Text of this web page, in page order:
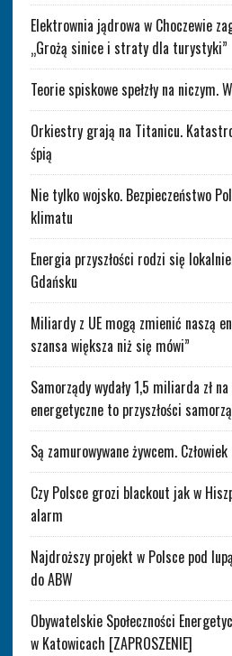
Elektrownia jądrowa w Choczewie
„Grożą sinice i straty dla turystyki”
Teorie spiskowe spełzły na niczym.
Orkiestry grają na Titanicu.
śpią
Nie tylko wojsko. Bezpieczeństwo
klimatu
Energia przyszłości rodzi się
Gdańsku
Miliardy z UE mogą zmienić naszą
szansa większa niż się mówi”
Samorządy wydały 1,5 miliarda zł
energetyczne to przyszłości
Są zamurowywane żywcem.
Czy Polsce grozi blackout jak w
alarm
Najdroższy projekt w Polsce pod
do ABW
Obywatelskie Społeczności
w Katowicach [ZAPROSZENIE]